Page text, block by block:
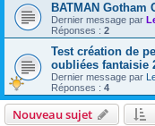
BATMAN
Dernier message par
Réponses : 2
Test création de
oubliées fantaisie
Dernier message par
Réponses : 4
Nouveau sujet